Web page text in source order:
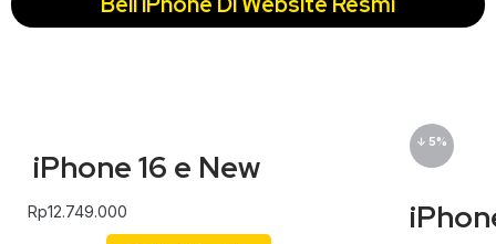
iPhone 16 e New
Rp12.749.000
↓ 5%